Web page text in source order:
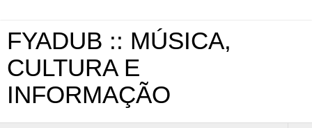
FYADUB :: MÚSICA,
CULTURA E
INFORMAÇÃO